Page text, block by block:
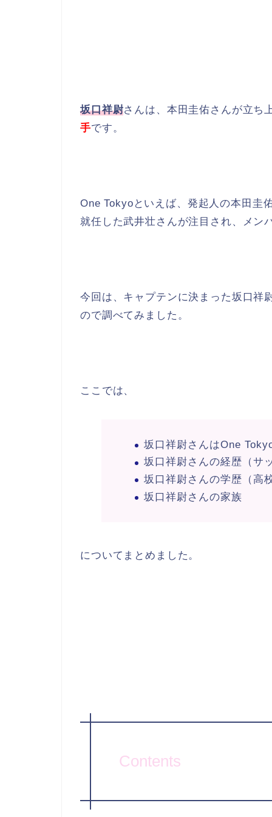
坂口祥尉さんは、本田圭佑さんが立ち
手です。
One Tokyoといえば、発起人の本田圭
就任した武井壮さんが注目され、メン
今回は、キャプテンに決まった坂口祥
ので調べてみました。
ここでは、
坂口祥尉さんはOne
坂口祥尉さんの経歴（サ
坂口祥尉さんの学歴（高
坂口祥尉さんの家族
についてまとめました。
Contents